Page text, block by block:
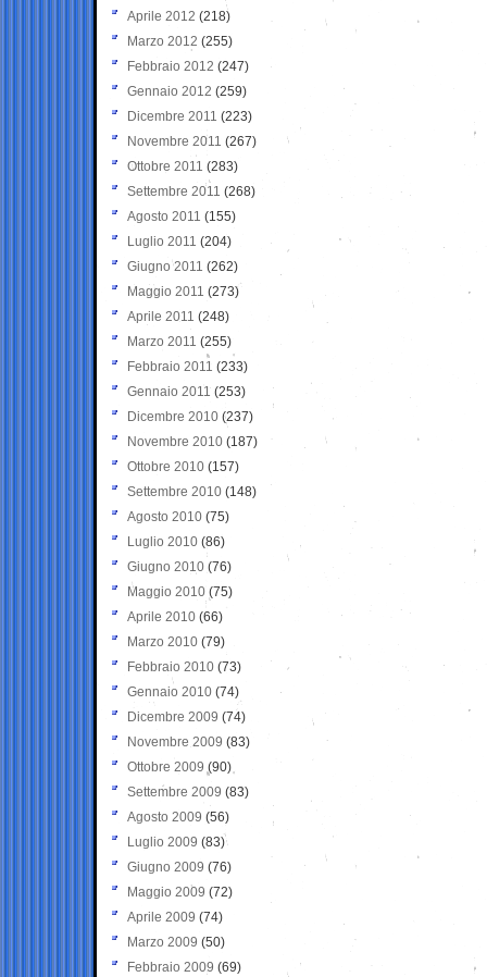
Aprile 2012 (218)
Marzo 2012 (255)
Febbraio 2012 (247)
Gennaio 2012 (259)
Dicembre 2011 (223)
Novembre 2011 (267)
Ottobre 2011 (283)
Settembre 2011 (268)
Agosto 2011 (155)
Luglio 2011 (204)
Giugno 2011 (262)
Maggio 2011 (273)
Aprile 2011 (248)
Marzo 2011 (255)
Febbraio 2011 (233)
Gennaio 2011 (253)
Dicembre 2010 (237)
Novembre 2010 (187)
Ottobre 2010 (157)
Settembre 2010 (148)
Agosto 2010 (75)
Luglio 2010 (86)
Giugno 2010 (76)
Maggio 2010 (75)
Aprile 2010 (66)
Marzo 2010 (79)
Febbraio 2010 (73)
Gennaio 2010 (74)
Dicembre 2009 (74)
Novembre 2009 (83)
Ottobre 2009 (90)
Settembre 2009 (83)
Agosto 2009 (56)
Luglio 2009 (83)
Giugno 2009 (76)
Maggio 2009 (72)
Aprile 2009 (74)
Marzo 2009 (50)
Febbraio 2009 (69)